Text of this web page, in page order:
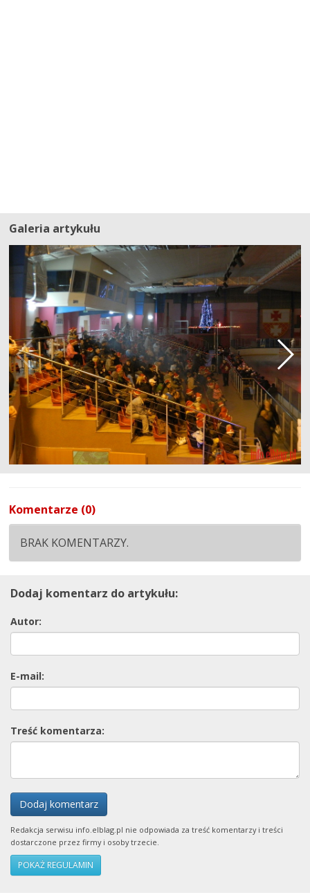
Galeria artykułu
Komentarze (0)
BRAK KOMENTARZY.
Dodaj komentarz do artykułu:
Autor:
E-mail:
Treść komentarza:
Dodaj komentarz
Redakcja serwisu info.elblag.pl nie odpowiada za treść komentarzy i treści
dostarczone przez firmy i osoby trzecie.
POKAŻ REGULAMIN